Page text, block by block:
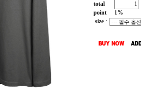
total
point
1%
size :